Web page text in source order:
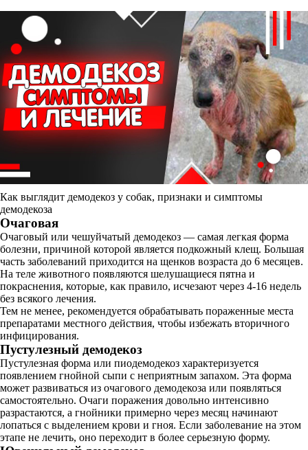
Как выглядит демодекоз у собак, признаки и симптомы
демодекоза
Очаговая
Очаговый или чешуйчатый демодекоз — самая легкая форма
болезни, причиной которой является подкожный клещ. Большая
часть заболеваний приходится на щенков возраста до 6 месяцев.
На теле животного появляются шелушащиеся пятна и
покраснения, которые, как правило, исчезают через 4-16 недель
без всякого лечения.
Тем не менее, рекомендуется обрабатывать пораженные места
препаратами местного действия, чтобы избежать вторичного
инфицирования.
Пустулезный демодекоз
Пустулезная форма или пиодемодекоз характеризуется
появлением гнойной сыпи с неприятным запахом. Эта форма
может развиваться из очагового демодекоза или появляться
самостоятельно. Очаги поражения довольно интенсивно
разрастаются, а гнойники примерно через месяц начинают
лопаться с выделением крови и гноя. Если заболевание на этом
этапе не лечить, оно переходит в более серьезную форму.